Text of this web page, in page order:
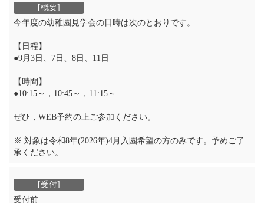
今年度の幼稚園見学会の日時は次のとおりです。
【日程】
●9月3日、7日、8日、11日
【時間】
●10:15～，10:45～，11:15～
ぜひ，WEB予約の上ご参加ください。
※ 対象は令和8年(2026年)4月入園希望の方のみです。予めご了
承ください。
受付前